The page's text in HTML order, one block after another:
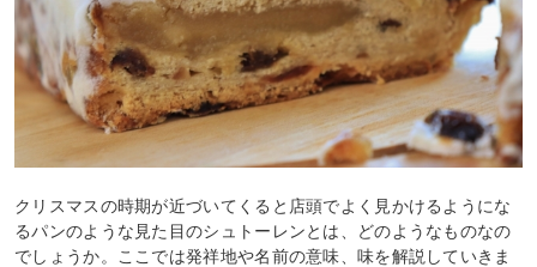
クリスマスの時期が近づいてくると店頭でよく見かけるようにな
るパンのような見た目のシュトーレンとは、どのようなものなの
でしょうか。ここでは発祥地や名前の意味、味を解説していきま